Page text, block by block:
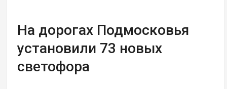
На дорогах Подмосковья
установили 73 новых
светофора